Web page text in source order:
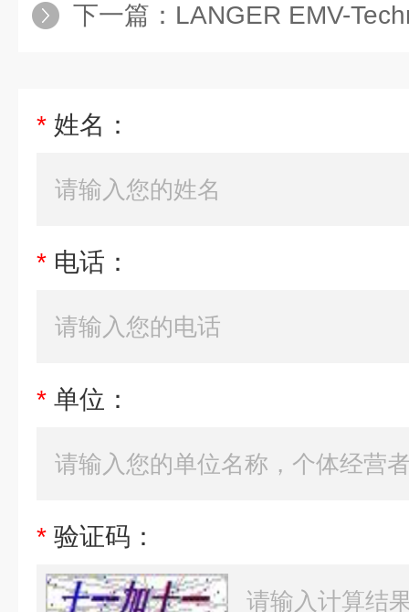
下一篇： LANGER EMV-Technik
* 姓名：
* 电话：
* 单位：
* 验证码：